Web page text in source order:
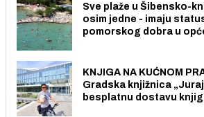
Sve plaže u Šibensko-
osim jedne - imaju
pomorskog dobra u
KNJIGA NA KUĆNOM
Gradska knjižnica
besplatnu dostavu